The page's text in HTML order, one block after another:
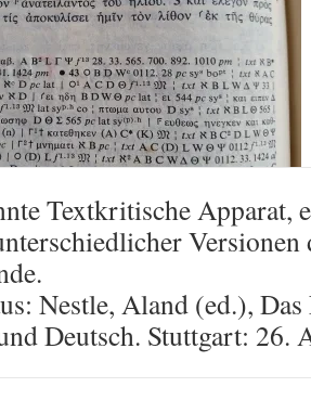
Textkritische Apparat,
Versionen
Nestle, Aland (ed.), Das
Deutsch. Stuttgart: 26.